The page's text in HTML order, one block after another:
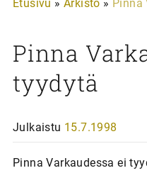
Etusivu » Arkisto » Pinna
Pinna
tyydytä
Julkaistu 15.7.1998
Pinna Varkaudessa ei